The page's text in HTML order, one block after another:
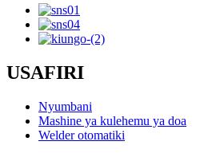
USAFIRI
Nyumbani
Mashine ya kulehemu ya doa
Welder otomatiki